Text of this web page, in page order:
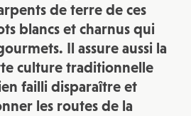
de terre de ces
blancs et charnus qui
Il assure aussi la
culture traditionnelle
failli disparaître et
les routes de la